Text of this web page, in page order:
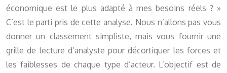
économique est le plus adapté à mes besoins réels ? »
C’est le parti pris de cette analyse. Nous n’allons pas vous
donner un classement simpliste, mais vous fournir une
grille de lecture d’analyste pour décortiquer les forces et
les faiblesses de chaque type d’acteur. L’objectif est de